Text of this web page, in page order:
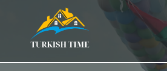
content